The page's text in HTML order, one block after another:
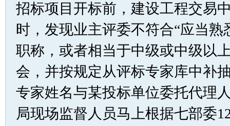
招标项目开标前，建设工程交易
时，发现业主评委不符合“应当
职称，或者相当于中级或中级以
会，并按规定从评标专家库中补
专家姓名与某投标单位委托代理
局现场监督人员马上根据七部委